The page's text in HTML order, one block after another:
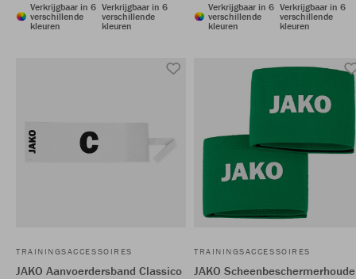
Verkrijgbaar in 6
verschillende
kleuren
Verkrijgbaar in 6
verschillende
kleuren
Verkrijgbaar in 6
verschillende
kleuren
Verkrijgbaar in 6
verschillende
kleuren
TRAININGSACCESSOIRES
JAKO Aanvoerdersband Classico
TRAININGSACCESSOIRES
JAKO